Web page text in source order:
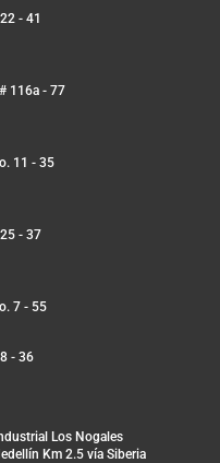
- 41
116a - 77
11 - 35
- 37
7 - 55
- 36
Los Nogales
Km 2.5 vía Siberia